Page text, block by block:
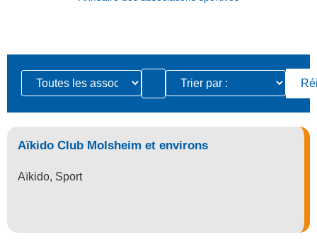
Aïkido Club Molsheim et environs
Aïkido, Sport